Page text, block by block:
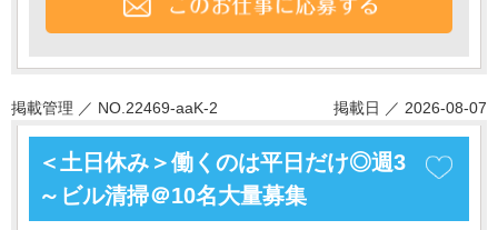
掲載管理 ／ NO.22469-aaK-2 掲載日 ／ 2026-08-07
＜土日休み＞働くのは平日だけ◎週3
～ビル清掃＠10名大量募集